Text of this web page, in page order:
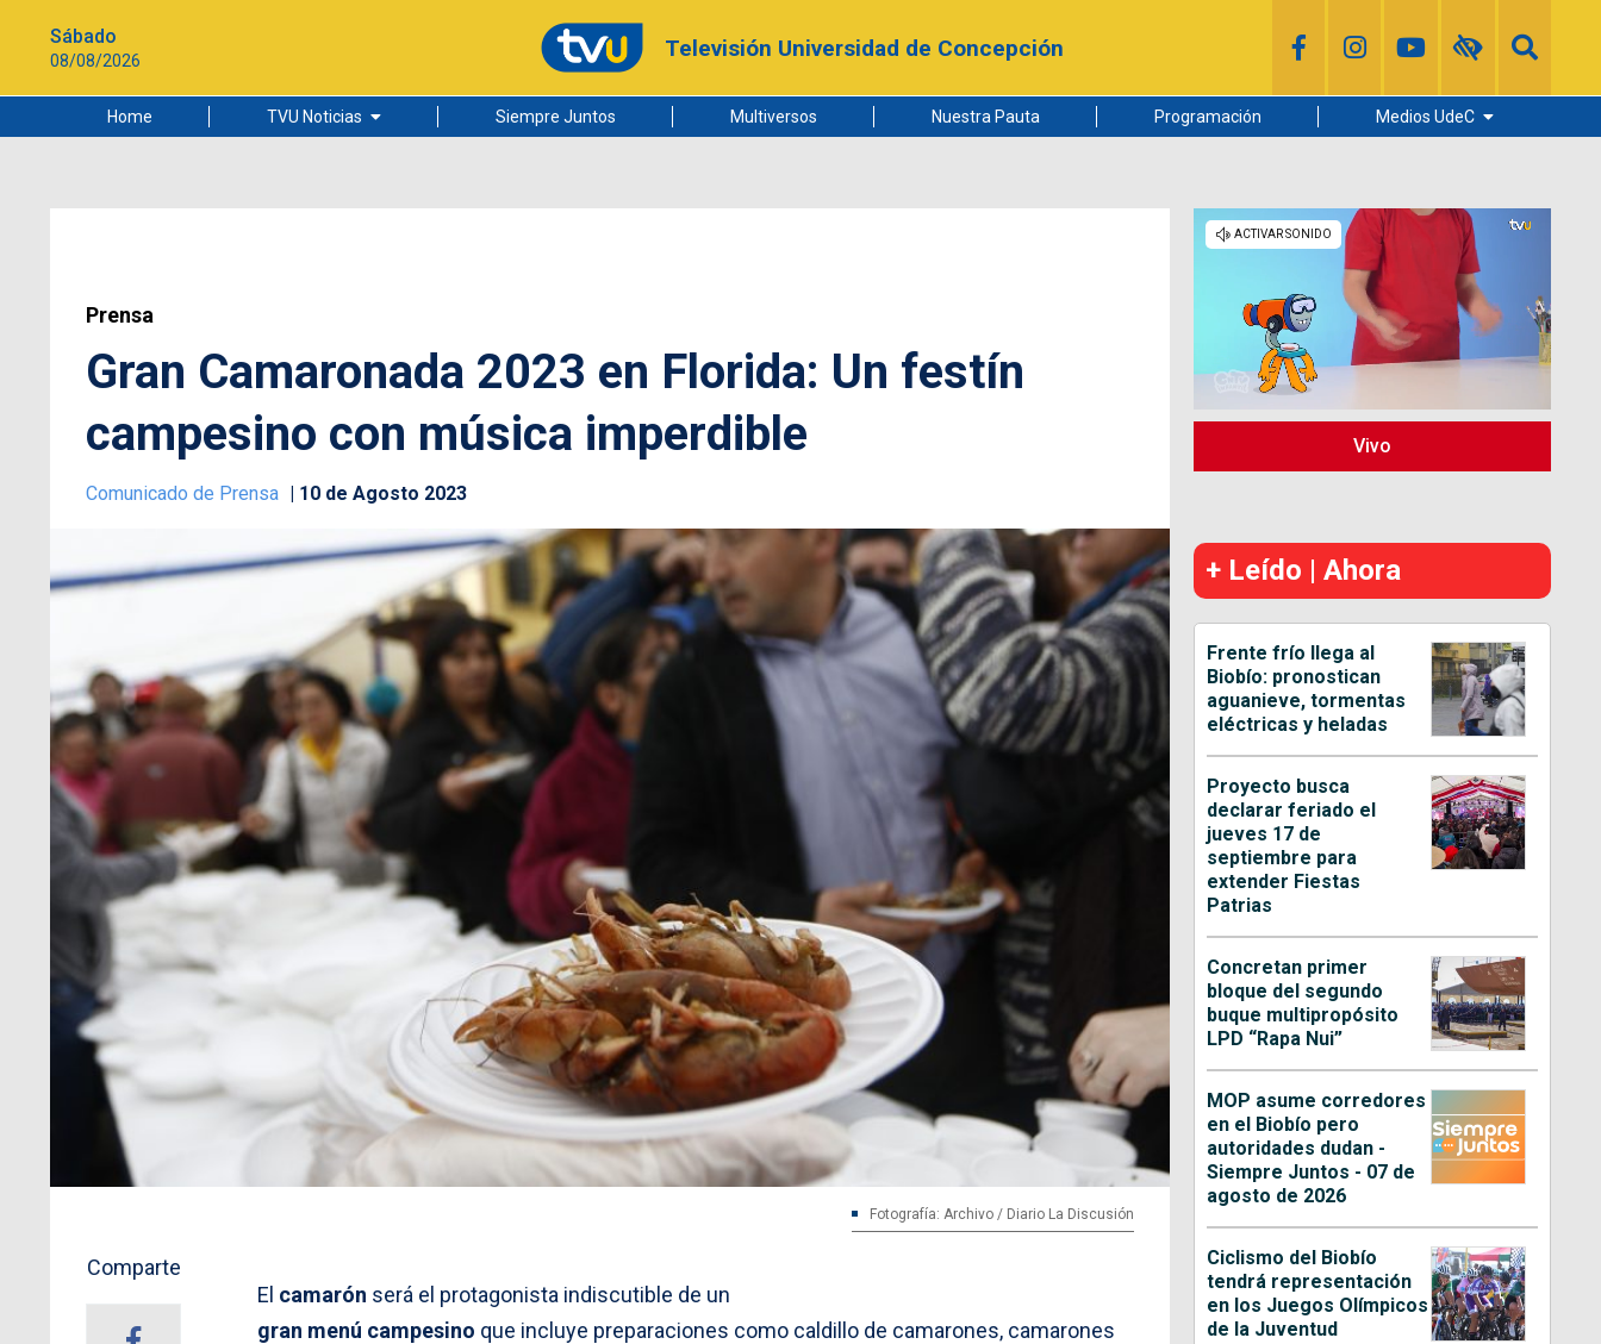
Sábado
08/08/2026 Televisión Universidad de Concepción
Home TVU Noticias
Ciudad
Siempre Juntos Multiversos Nuestra Pauta Programación Medios UdeC
Radio UdeC
Noticias UdeC
La Discusión
Prensa
Gran Camaronada 2023 en Florida: Un festín
campesino con música imperdible
Comunicado de Prensa 10 de Agosto 2023
Fotografía: Archivo / Diario La Discusión
Comparte
El camarón será el protagonista indiscutible de un
gran menú campesino que incluye preparaciones como caldillo de camarones, camarones
Vivo
+ Leído | Ahora
Frente frío llega al
Biobío: pronostican
aguanieve, tormentas
eléctricas y heladas
Proyecto busca
declarar feriado el
jueves 17 de
septiembre para
extender Fiestas
Patrias
Concretan primer
bloque del segundo
buque multipropósito
LPD “Rapa Nui”
MOP asume corredores
en el Biobío pero
autoridades dudan -
Siempre Juntos - 07 de
agosto de 2026
Ciclismo del Biobío
tendrá representación
en los Juegos Olímpicos
de la Juventud